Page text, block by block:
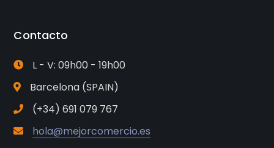
Contacto
L - V: 09h00 - 19h00
Barcelona (SPAIN)
(+34) 691 079 767
hola@mejorcomercio.es